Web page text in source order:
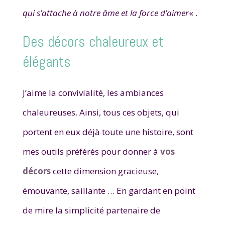
qui s’attache à notre âme et la force d’aimer« .
Des décors chaleureux et
élégants
J’aime la convivialité, les ambiances
chaleureuses. Ainsi, tous ces objets, qui
portent en eux déjà toute une histoire, sont
mes outils préférés pour donner à vos
décorscette dimension gracieuse,
émouvante, saillante … En gardant en point
de mire la simplicité partenaire de